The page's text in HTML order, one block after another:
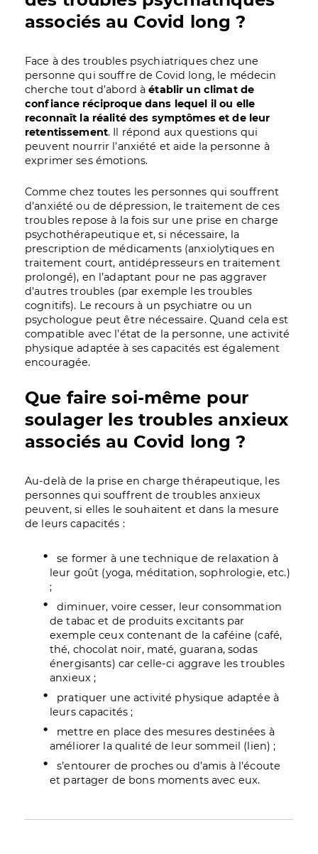
associés au Covid long ?
Face à des troubles psychiatriques chez une
personne qui souffre de Covid long, le médecin
cherche tout d’abord àétablir un climat de
confiance réciproque dans lequel il ou elle
reconnaît la réalité des symptômes et de leur
retentissement. Il répond aux questions qui
peuvent nourrir l’anxiété et aide la personne à
exprimer ses émotions.
Comme chez toutes les personnes qui souffrent
d’anxiété ou de dépression, le traitement de ces
troubles repose à la fois sur une prise en charge
psychothérapeutique et, si nécessaire, la
prescription de médicaments (anxiolytiques en
traitement court, antidépresseurs en traitement
prolongé), en l’adaptant pour ne pas aggraver
d’autres troubles (par exemple les troubles
cognitifs). Le recours à un psychiatre ou un
psychologue peut être nécessaire. Quand cela est
compatible avec l’état de la personne, une activité
physique adaptée à ses capacités est également
encouragée.
Que faire soi-même pour
soulager les troubles anxieux
associés au Covid long ?
Au-delà de la prise en charge thérapeutique, les
personnes qui souffrent de troubles anxieux
peuvent, si elles le souhaitent et dans la mesure
de leurs capacités :
se former à une technique de relaxation à
leur goût (yoga, méditation, sophrologie, etc.)
;
diminuer, voire cesser, leur consommation
de tabac et de produits excitants par
exemple ceux contenant de la caféine (café,
thé, chocolat noir, maté, guarana, sodas
énergisants) car celle-ci aggrave les troubles
anxieux ;
pratiquer une activité physique adaptée à
leurs capacités ;
mettre en place des mesures destinées à
améliorer la qualité de leur sommeil (lien) ;
s’entourer de proches ou d’amis à l’écoute
et partager de bons moments avec eux.